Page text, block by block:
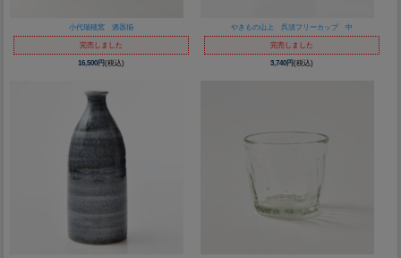
小代瑞穂窯 酒器揃
完売しました
16,500円(税込)
やきもの山上 呉須フリーカップ 中
完売しました
3,740円(税込)